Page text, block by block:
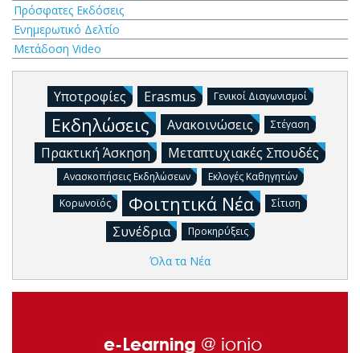
Πρόσφατες Εκδόσεις
Ενημερωτικό Δελτίο
Μετάδοση Video
Υποτροφίες Erasmus Γενικοί Διαγωνισμοί
Εκδηλώσεις Ανακοινώσεις Στέγαση
Πρακτική Άσκηση Μεταπτυχιακές Σπουδές
Ανασκοπήσεις Εκδηλώσεων
Εκλογές Καθηγητών
Κορωνοϊός
Φοιτητικά Νέα Σίτιση
Συνέδρια Προκηρύξεις
Όλα τα Νέα